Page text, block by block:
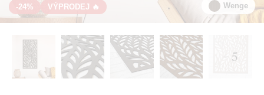
-24% VÝPRODEJ 🔥 Wenge
+ 5